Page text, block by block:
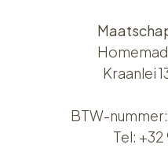
Kraanlei
BTW-
Tel: +32